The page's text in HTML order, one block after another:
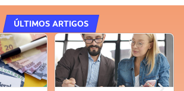
ÚLTIMOS ARTIGOS